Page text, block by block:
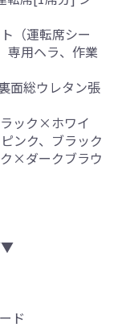
（運転席シー
専用ヘラ、作業
面総ウレタン張
ック×ホワイ
ンク、ブラック
×ダークブラウ
ド